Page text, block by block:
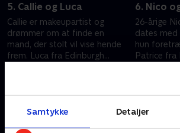
Samtykke Detaljer
5. Callie og Luca
Callie er makeupartist og
drømmer om at finde en
mand, der stolt vil vise hende
frem. Luca fra Edinburgh
6. Nico
26-årige
dates
hun
Patrice fra
12. oktober
Andre så også